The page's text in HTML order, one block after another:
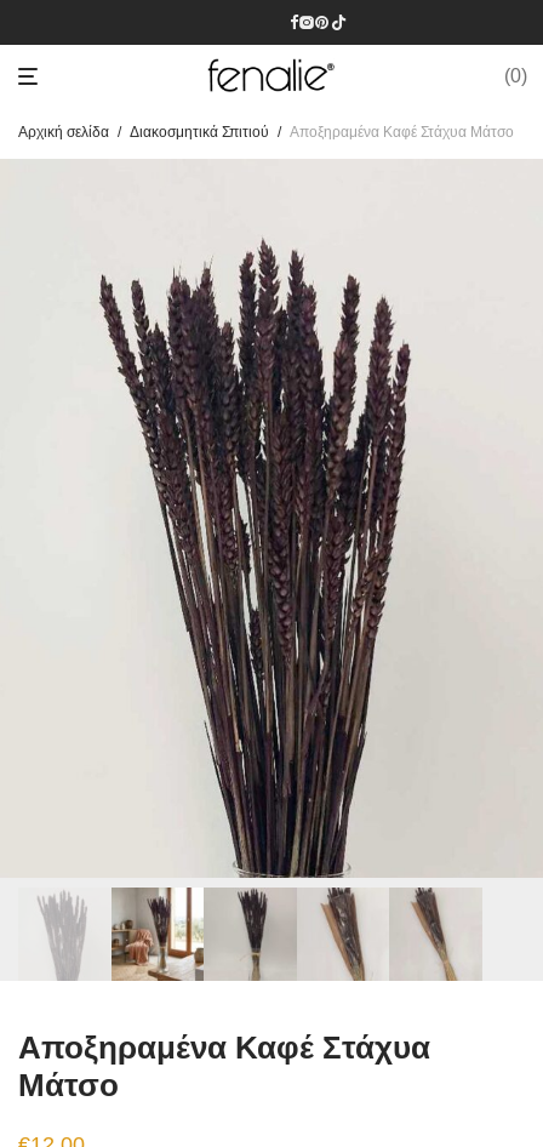
0
Αρχική σελίδα / Διακοσμητικά Σπιτιού / Αποξηραμένα Καφέ Στάχυα Μάτσο
Αποξηραμένα Καφέ Στάχυα
Μάτσο